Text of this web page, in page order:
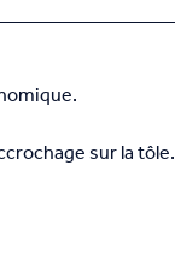
sur la tôle.